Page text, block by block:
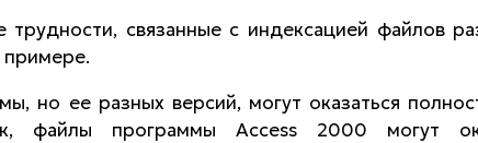
связанные с индексацией файлов
но ее разных версий, могут оказаться
файлы программы Access 2000 могут